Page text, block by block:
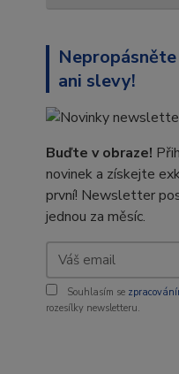
ani slevy!
Buďte v obraze!
novinek a získejte
první! Newsletter
jednou za měsíc.
Souhlasím se
rozesílky newsletteru.